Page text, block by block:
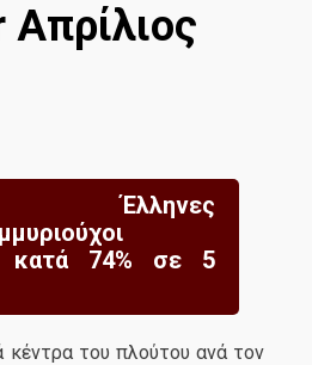
κατά 74% σε 5
κέντρα του πλούτου ανά τον